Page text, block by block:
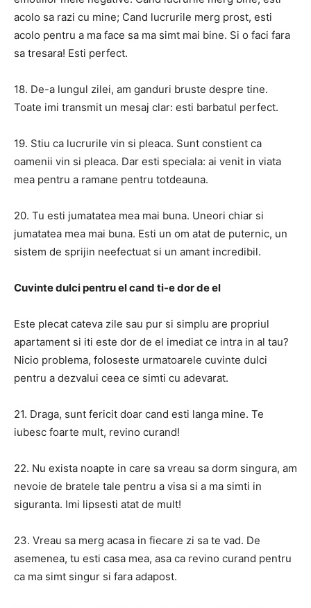
acolo sa razi cu mine; Cand lucrurile merg prost, esti
acolo pentru a ma face sa ma simt mai bine. Si o faci fara
sa tresara! Esti perfect.
18. De-a lungul zilei, am ganduri bruste despre tine.
Toate imi transmit un mesaj clar: esti barbatul perfect.
19. Stiu ca lucrurile vin si pleaca. Sunt constient ca
oamenii vin si pleaca. Dar esti speciala: ai venit in viata
mea pentru a ramane pentru totdeauna.
20. Tu esti jumatatea mea mai buna. Uneori chiar si
jumatatea mea mai buna. Esti un om atat de puternic, un
sistem de sprijin neefectuat si un amant incredibil.
Cuvinte dulci pentru el cand ti-e dor de el
Este plecat cateva zile sau pur si simplu are propriul
apartament si iti este dor de el imediat ce intra in al tau?
Nicio problema, foloseste urmatoarele cuvinte dulci
pentru a dezvalui ceea ce simti cu adevarat.
21. Draga, sunt fericit doar cand esti langa mine. Te
iubesc foarte mult, revino curand!
22. Nu exista noapte in care sa vreau sa dorm singura, am
nevoie de bratele tale pentru a visa si a ma simti in
siguranta. Imi lipsesti atat de mult!
23. Vreau sa merg acasa in fiecare zi sa te vad. De
asemenea, tu esti casa mea, asa ca revino curand pentru
ca ma simt singur si fara adapost.